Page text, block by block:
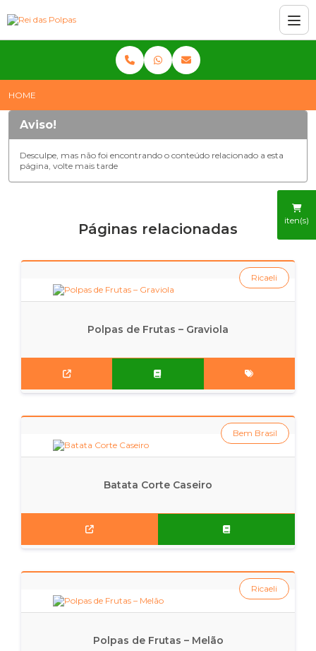
iten(s)
HOME
Aviso!
Desculpe, mas não foi encontrando o conteúdo relacionado a esta
página, volte mais tarde
Páginas relacionadas
Polpas de Frutas – Graviola
Ricaeli
Batata Corte Caseiro
Bem Brasil
Polpas de Frutas – Melão
Ricaeli